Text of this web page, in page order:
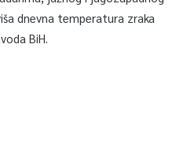
dnevna temperatura zraka
BiH.